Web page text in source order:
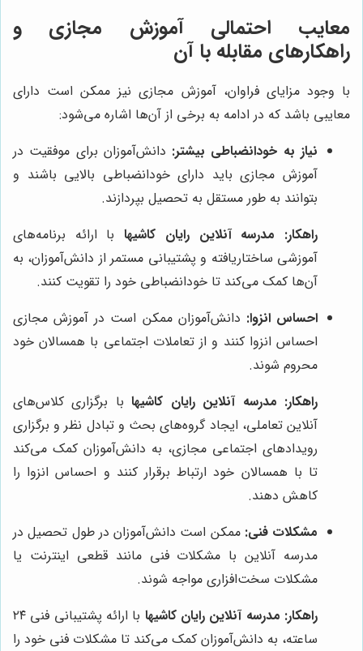
معایب احتمالی آموزش مجازی و
راهکارهای مقابله با آن
با وجود مزایای فراوان، آموزش مجازی نیز ممکن است دارای
معایبی باشد که در ادامه به برخی از آن‌ها اشاره می‌شود:
نیاز به خودانضباطی بیشتر: دانش‌آموزان برای موفقیت در
آموزش مجازی باید دارای خودانضباطی بالایی باشند و
بتوانند به طور مستقل به تحصیل بپردازند.
راهکار: مدرسه آنلاین رایان کاشیهابا ارائه برنامه‌های
آموزشی ساختاریافته و پشتیبانی مستمر از دانش‌آموزان، به
آن‌ها کمک می‌کند تا خودانضباطی خود را تقویت کنند.
احساس انزوا: دانش‌آموزان ممکن است در آموزش مجازی
احساس انزوا کنند و از تعاملات اجتماعی با همسالان خود
محروم شوند.
راهکار: مدرسه آنلاین رایان کاشیهابا برگزاری کلاس‌های
آنلاین تعاملی، ایجاد گروه‌های بحث و تبادل نظر و برگزاری
رویدادهای اجتماعی مجازی، به دانش‌آموزان کمک می‌کند
تا با همسالان خود ارتباط برقرار کنند و احساس انزوا را
کاهش دهند.
مشکلات فنی: ممکن است دانش‌آموزان در طول تحصیل در
مدرسه آنلاین با مشکلات فنی مانند قطعی اینترنت یا
مشکلات سخت‌افزاری مواجه شوند.
راهکار: مدرسه آنلاین رایان کاشیها
با ارائه پشتیبانی فنی ۲۴
ساعته، به دانش‌آموزان کمک می‌کند تا مشکلات فنی خود را